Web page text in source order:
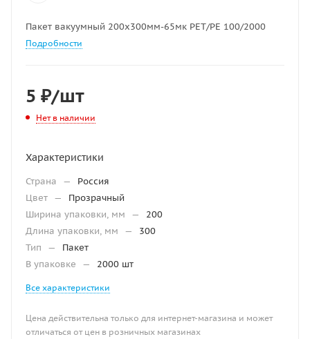
Пакет вакуумный 200х300мм-65мк РЕТ/РЕ 100/2000
Подробности
5 ₽/шт
Нет в наличии
Характеристики
Страна —
Россия
Цвет —
Прозрачный
Ширина упаковки, мм
—
200
Длина упаковки, мм
—
300
Тип
—
Пакет
В упаковке
— 2000 шт
Все характеристики
Цена действительна только для интернет-магазина и может
отличаться от цен в розничных магазинах